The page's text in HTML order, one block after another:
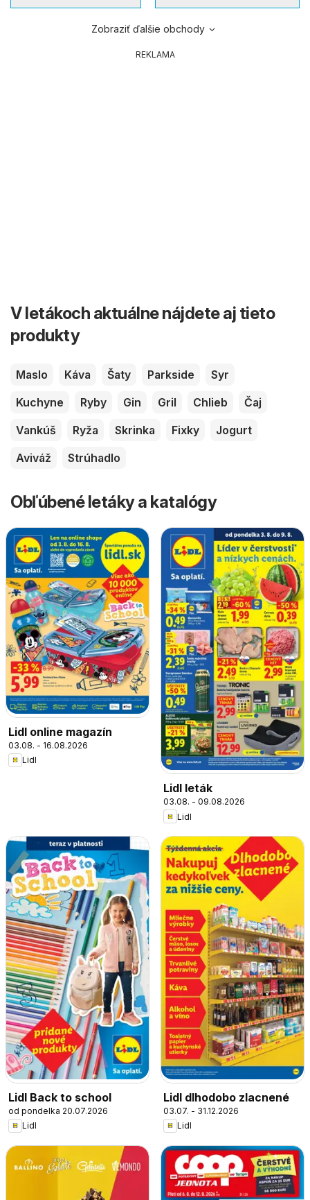
Zobraziť ďalšie obchody
REKLAMA
V letákoch aktuálne nájdete aj tieto
produkty
Maslo Káva Šaty Parkside
Syr
Kuchyne
Ryby Gin Gril Chlieb
Čaj
Vankúš
Ryža Skrinka Fixky
Jogurt
Aviváž
Strúhadlo
Obľúbené letáky a katalógy
Lidl online magazín
03.08. - 16.08.2026
Lidl
Lidl leták
03.08. - 09.08.2026
Lidl
Lidl Back to school
od pondelka 20.07.2026
Lidl
Lidl dlhodobo zlacnené
03.07. - 31.12.2026
Lidl